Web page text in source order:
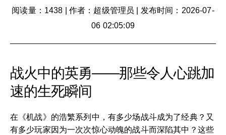
阅读量：1438 作者：超级管理员
发布时间：2026-07-
06 02:05:09
战火中的英勇——那些令人心跳加
速的生死瞬间
在《机战》的浩繁系列中，有多少场战斗成为了经典？又
有多少玩家因为一次次惊心动魄的战斗而深陷其中？这些